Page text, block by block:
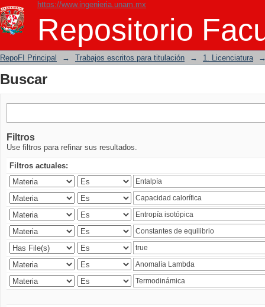
https://www.ingenieria.unam.mx
Repositorio
Buscar
RepoFI Principal → Trabajos escritos para titulación → 1. Licenciatura
Buscar
Filtros
Use filtros para refinar sus resultados.
Filtros actuales: